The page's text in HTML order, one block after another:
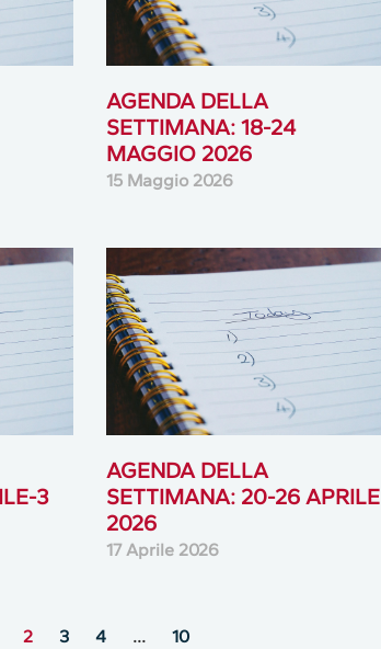
AGENDA DELLA
SETTIMANA: 18-24
MAGGIO 2026
15 Maggio 2026
3
AGENDA DELLA
SETTIMANA: 20-26 APRILE
2026
17 Aprile 2026
2 3 4 … 10